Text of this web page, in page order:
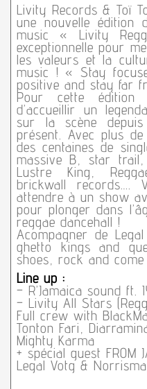
Livity Records & Toï
une nouvelle édition
music « Livity
exceptionnelle pour
les valeurs et la
music ! « Stay
positive and stay far
Pour cette
d’accueillir un
sur la scène
présent. Avec plus
des centaines de
massive B, star
Lustre King,
brickwall records….
attendre à un show
pour plonger dans
reggae dancehall !
Acompagner de
ghetto kings and
shoes, rock and
Line up :
– R’Jamaica sound ft.
– Livity All Stars
Full crew with
Tonton Fari,
Mighty Karma
+ spécial guest FROM
Legal Votg &